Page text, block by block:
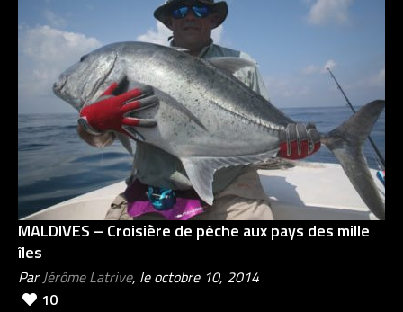
MALDIVES – Croisière de pêche aux pays des mille
îles
ParJérôme Latrive, le octobre 10, 2014
10